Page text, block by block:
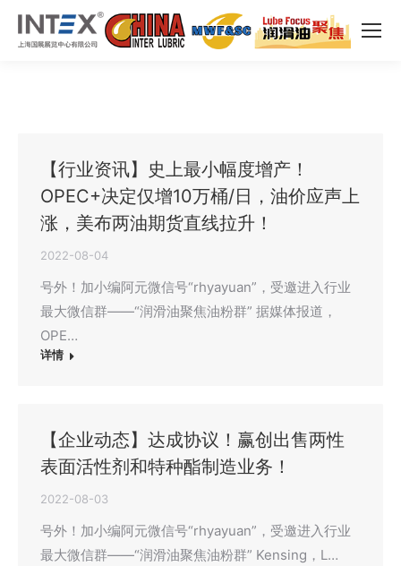
【行业资讯】史上最小幅度增产！
OPEC+决定仅增10万桶/日，油价应声上
涨，美布两油期货直线拉升！
2022-08-04
号外！加小编阿元微信号“rhyayuan”，受邀进入行业
最大微信群——“润滑油聚焦油粉群” 据媒体报道，
OPE…
详情
【企业动态】达成协议！赢创出售两性
表面活性剂和特种酯制造业务！
2022-08-03
号外！加小编阿元微信号“rhyayuan”，受邀进入行业
最大微信群——“润滑油聚焦油粉群” Kensing，L…